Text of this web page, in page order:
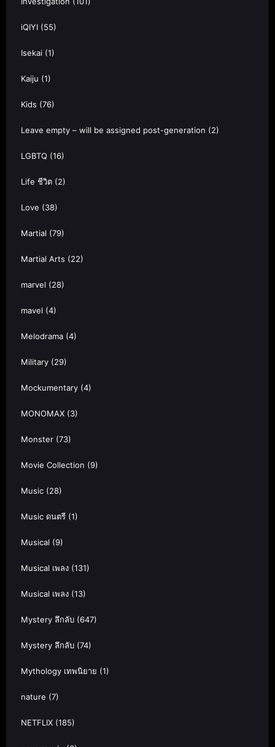
iQIYI (55)
Isekai (1)
Kaiju (1)
Kids (76)
Leave empty – will be assigned post-generation (2)
LGBTQ (16)
Life ชีวิต (2)
Love (38)
Martial (79)
Martial Arts (22)
marvel (28)
mavel (4)
Melodrama (4)
Military (29)
Mockumentary (4)
MONOMAX (3)
Monster (73)
Movie Collection (9)
Music (28)
Music ดนตรี (1)
Musical (9)
Musical เพลง (131)
Musical เพลง (13)
Mystery ลึกลับ (647)
Mystery ลึกลับ (74)
Mythology เทพนิยาย (1)
nature (7)
NETFLIX (185)